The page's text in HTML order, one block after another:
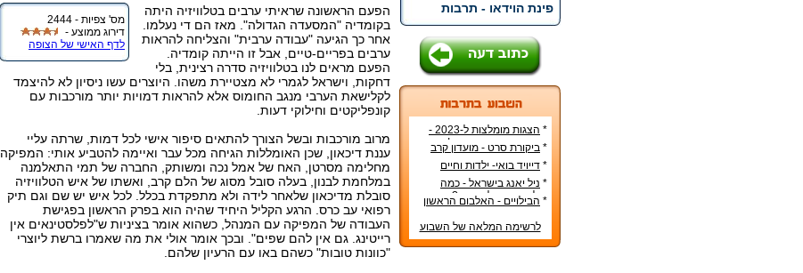
פינת הוידאו - תרבות
*
הצגות מומלצות ל-2023 -
הרשימה הטובה ביותר!
* ביקורת סרט - מועדון קרב
* דייויד בואי- ילדות וחיים
אישיים
* ניל יאנג בישראל - כמה
עולה כרטיס להופעה?
* הבילויים - האלבום הראשון
לרשימה המלאה של השבוע
מס' צפיות - 2444
דירוג ממוצע -
לדף האישי של הצופה
הפעם הראשונה שראיתי ערבים בטלוויזיה היתה
בקומדיה "המסעדה הגדולה". מאז הם די נעלמו.
אחר כך הגיעה "עבודה ערבית" והצליחה להראות
ערבים בפריים-טיים, אבל זו הייתה קומדיה.
הפעם מראים לנו בטלוויזיה סדרה רצינית, בלי
דחקות, וישראל לגמרי לא מצטיירת משהו. היוצרים עשו ניסיון לא להיצמד
לקלישאת הערבי מנגב החומוס אלא להראות דמויות יותר מורכבות עם
קונפליקטים וחילוקי דעות.
מרוב מורכבות ובשל הצורך להתאים סיפור אישי לכל דמות, שרתה עליי
עננת דיכאון, שכן האומללות הגיחה מכל עבר ואיימה להטביע אותי: המפיקה
מחלימה מסרטן, האח של אמל נכה ומשותק, החברה של תמי התאלמנה
במלחמת לבנון, בעלה סובל מסוג של הלם קרב, ואשתו של איש הטלוויזיה
סובלת מדיכאון שלאחר לידה ולא מתפקדת בכלל. לכל איש יש שם וגם תיק
רפואי עב כרס. הרגע הקליל היחיד שהיה הוא בפרק הראשון בפגישת
העבודה של המפיקה עם המנהל, כשהוא אומר בציניות ש"לפלסטינאים אין
רייטינג. גם אין להם שפים". ובכך אומר אולי את מה שאמרו ברשת ליוצרי
"כוונות טובות" כשהם באו עם הרעיון שלהם.